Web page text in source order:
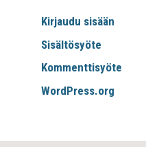
Kirjaudu sisään
Sisältösyöte
Kommenttisyöte
WordPress.org